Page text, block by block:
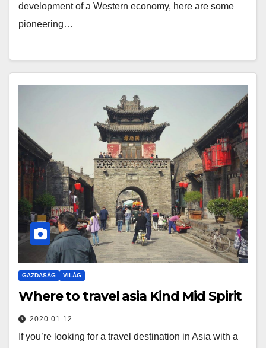
development of a Western economy, here are some
pioneering…
GAZDASÁG VILÁG
Where to travel asia Kind Mid Spirit
2020.01.12.
If you’re looking for a travel destination in Asia with a